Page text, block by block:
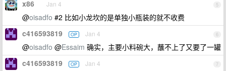
5
x86 Jan 4
@oisadfo #2 比如小龙坎的是单独小瓶装的就不收费
6
c416593819 OP Jan 4
@oisadfo @Essaim 确实，主要小料碗大，蘸不上了又要了一罐
7
c416593819 OP Jan 4